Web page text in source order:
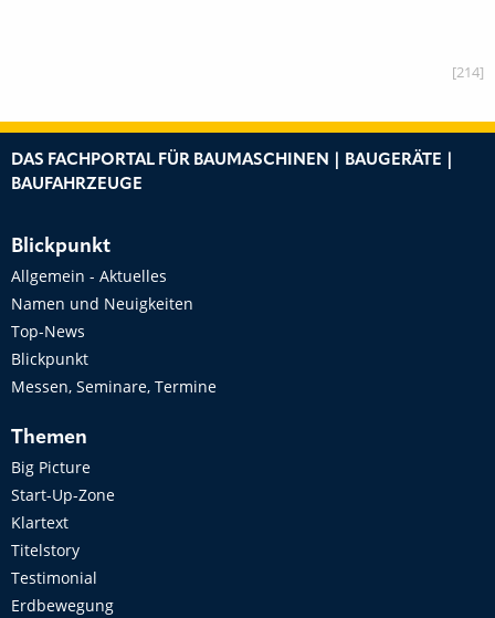
[214]
DAS FACHPORTAL FÜR BAUMASCHINEN | BAUGERÄTE |
BAUFAHRZEUGE
Blickpunkt
Allgemein - Aktuelles
Namen und Neuigkeiten
Top-News
Blickpunkt
Messen, Seminare, Termine
Themen
Big Picture
Start-Up-Zone
Klartext
Titelstory
Testimonial
Erdbewegung